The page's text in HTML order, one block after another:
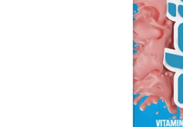
lácteos y refrigerados